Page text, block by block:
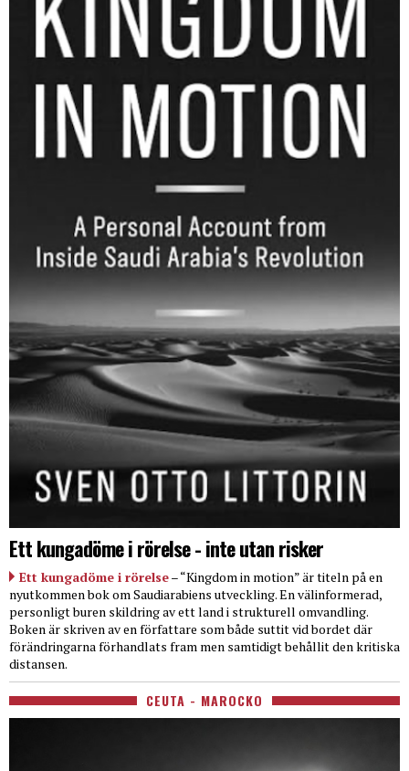
Ett kungadöme i rörelse - inte utan risker
Ett kungadöme i rörelse– “Kingdom in motion” är titeln på en
nyutkommen bok om Saudiarabiens utveckling. En välinformerad,
personligt buren skildring av ett land i strukturell omvandling.
Boken är skriven av en författare som både suttit vid bordet där
förändringarna förhandlats fram men samtidigt behållit den kritiska
distansen.
CEUTA - MAROCKO